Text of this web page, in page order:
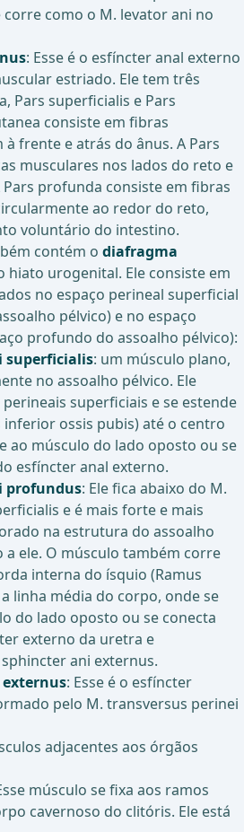
corre como o M. levator ani no
: Esse é o esfíncter anal externo
estriado. Ele tem três
Pars superficialis e Pars
consiste em fibras
frente e atrás do ânus. A Pars
musculares nos lados do reto e
profunda consiste em fibras
ao redor do reto,
voluntário do intestino.
contém o diafragma
hiato urogenital. Ele consiste em
no espaço perineal superficial
pélvico) e no espaço
profundo do assoalho pélvico):
superficialis: um músculo plano,
no assoalho pélvico. Ele
superficiais e se estende
inferior ossis pubis) até o centro
ao músculo do lado oposto ou se
esfíncter anal externo.
profundus: Ele fica abaixo do M.
e é mais forte e mais
na estrutura do assoalho
a ele. O músculo também corre
interna do ísquio (Ramus
linha média do corpo, onde se
do lado oposto ou se conecta
externo da uretra e
ani externus.
: Esse é o esfíncter
pelo M. transversus perinei
adjacentes aos órgãos
músculo se fixa aos ramos
cavernoso do clitóris. Ele está